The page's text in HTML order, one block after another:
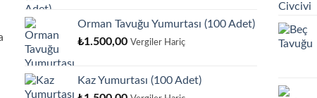
Orman Tavuğu Yumurtası (100 Adet)
₺1.500,00 Vergiler Hariç
Kaz Yumurtası (100 Adet)